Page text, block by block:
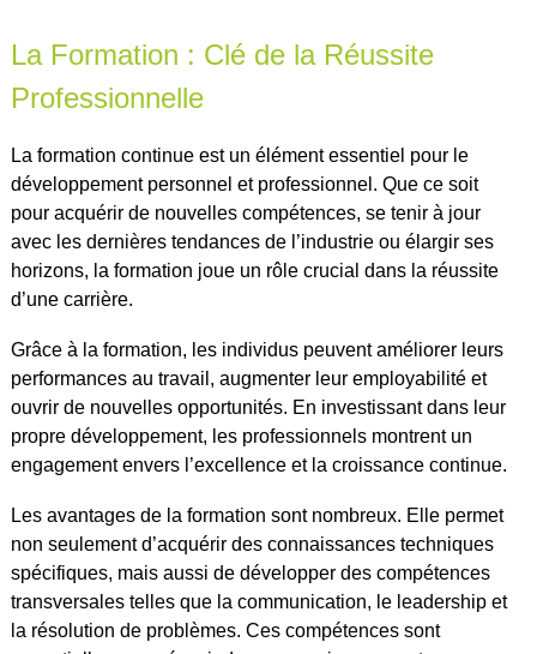
La Formation : Clé de la Réussite
Professionnelle
La formation continue est un élément essentiel pour le
développement personnel et professionnel. Que ce soit
pour acquérir de nouvelles compétences, se tenir à jour
avec les dernières tendances de l’industrie ou élargir ses
horizons, la formation joue un rôle crucial dans la réussite
d’une carrière.
Grâce à la formation, les individus peuvent améliorer leurs
performances au travail, augmenter leur employabilité et
ouvrir de nouvelles opportunités. En investissant dans leur
propre développement, les professionnels montrent un
engagement envers l’excellence et la croissance continue.
Les avantages de la formation sont nombreux. Elle permet
non seulement d’acquérir des connaissances techniques
spécifiques, mais aussi de développer des compétences
transversales telles que la communication, le leadership et
la résolution de problèmes. Ces compétences sont